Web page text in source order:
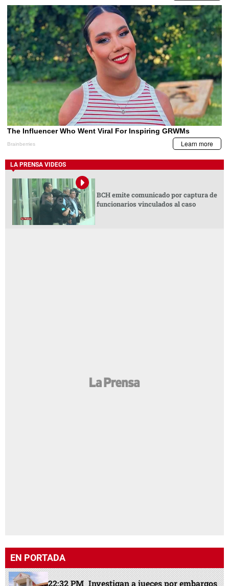
LA PRENSA VIDEOS
BCH emite comunicado por captura de
funcionarios vinculados al caso
EN PORTADA
22:32 PM Investigan a jueces por embargos